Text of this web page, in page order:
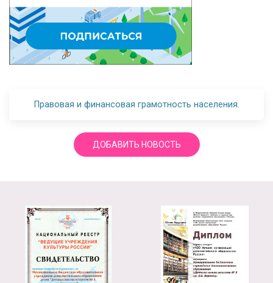
Правовая и финансовая грамотность населения.
ДОБАВИТЬ НОВОСТЬ